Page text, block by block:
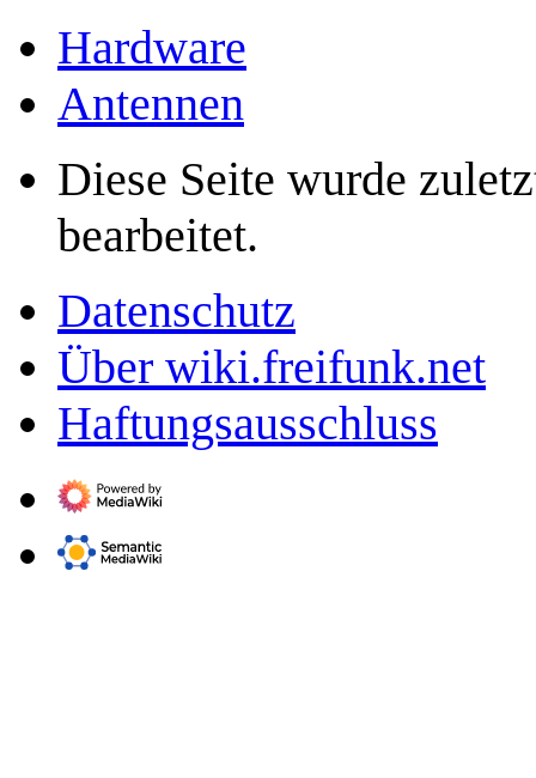
Hardware
Antennen
Diese Seite wurde
bearbeitet.
Datenschutz
Über wiki.freifunk.net
Haftungsausschluss